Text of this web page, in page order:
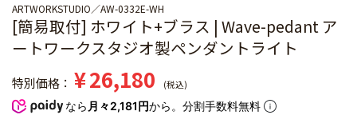
ARTWORKSTUDIO AW-0332E-WH
[簡易取付] ホワイト+ブラス | Wave-pedant ア
ートワークスタジオ製ペンダントライト
特別価格 ¥26,180 税込
なら 月々2,181円から。分割手数料無料